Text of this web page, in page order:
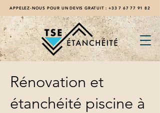
APPELEZ-NOUS POUR UN DEVIS GRATUIT : +33 7 67 77 91 82
Rénovation et
étanchéité piscine à